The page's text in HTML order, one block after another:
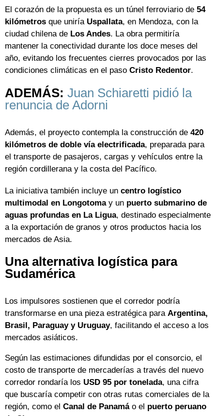
El corazón de la propuesta es un túnel ferroviario de 54
kilómetros que uniría Uspallata, en Mendoza, con la
ciudad chilena de Los Andes. La obra permitiría
mantener la conectividad durante los doce meses del
año, evitando los frecuentes cierres provocados por las
condiciones climáticas en el paso Cristo Redentor.
ADEMÁS: Juan Schiaretti pidió la
renuncia de Adorni
Además, el proyecto contempla la construcción de 420
kilómetros de doble vía electrificada, preparada para
el transporte de pasajeros, cargas y vehículos entre la
región cordillerana y la costa del Pacífico.
La iniciativa también incluye un centro logístico
multimodal en Longotomay un puerto submarino de
aguas profundas en La Ligua, destinado especialmente
a la exportación de granos y otros productos hacia los
mercados de Asia.
Una alternativa logística para
Sudamérica
Los impulsores sostienen que el corredor podría
transformarse en una pieza estratégica para Argentina,
Brasil, Paraguay y Uruguay, facilitando el acceso a los
mercados asiáticos.
Según las estimaciones difundidas por el consorcio, el
costo de transporte de mercaderías a través del nuevo
corredor rondaría los USD 95 por tonelada, una cifra
que buscaría competir con otras rutas comerciales de la
región, como el Canal de Panamáo el puerto peruano